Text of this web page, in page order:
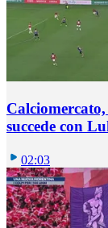
succede con
02:03